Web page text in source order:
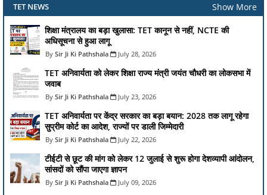
TET NEWS Show More
शिक्षा मंत्रालय का बड़ा खुलासा: TET कानून से नहीं, NCTE की
अधिसूचना से हुआ लागू
Sir Ji Ki Pathshala July 28, 2026
TET अनिवार्यता को लेकर शिक्षा राज्य मंत्री जयंत चौधरी का लोकसभा में
जवाब
Sir Ji Ki Pathshala July 23, 2026
TET अनिवार्यता पर केंद्र सरकार का बड़ा बयान: 2028 तक लागू रहेगा
सुप्रीम कोर्ट का आदेश, राज्यों पर डाली जिम्मेदारी
Sir Ji Ki Pathshala July 22, 2026
टीईटी से छूट की मांग को लेकर 12 जुलाई से शुरू होगा देशव्यापी आंदोलन,
सांसदों को सौंपा जाएगा ज्ञापन
Sir Ji Ki Pathshala July 09, 2026